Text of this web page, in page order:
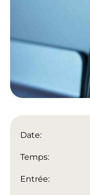
Date:
Temps:
Entrée: